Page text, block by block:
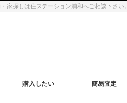
家探しは住ステーション浦和へご相談下さい。
購入したい 簡易査定